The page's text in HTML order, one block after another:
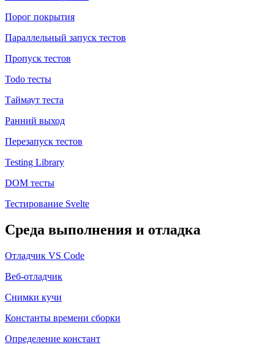
Порог покрытия
Параллельный запуск тестов
Пропуск тестов
Todo тесты
Таймаут теста
Ранний выход
Перезапуск тестов
Testing Library
DOM тесты
Тестирование Svelte
Среда выполнения и отладка
Отладчик VS Code
Веб-отладчик
Снимки кучи
Константы времени сборки
Определение констант